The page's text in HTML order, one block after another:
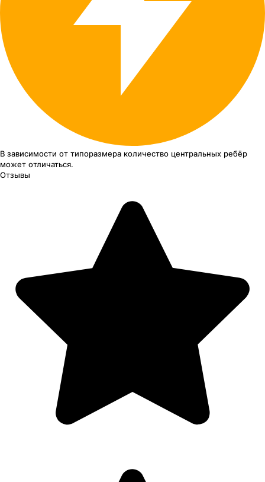
В зависимости от типоразмера количество центральных ребёр
может отличаться.
Отзывы